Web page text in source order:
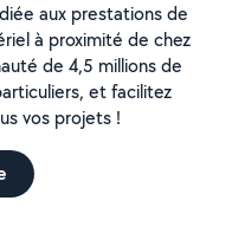
aux prestations de
à proximité de chez
de 4,5 millions de
et facilitez
vos projets !